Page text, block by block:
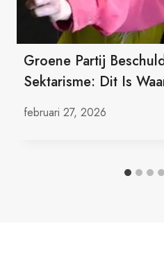
Groene Partij
Sektarisme: Dit Is
februari 27, 2026